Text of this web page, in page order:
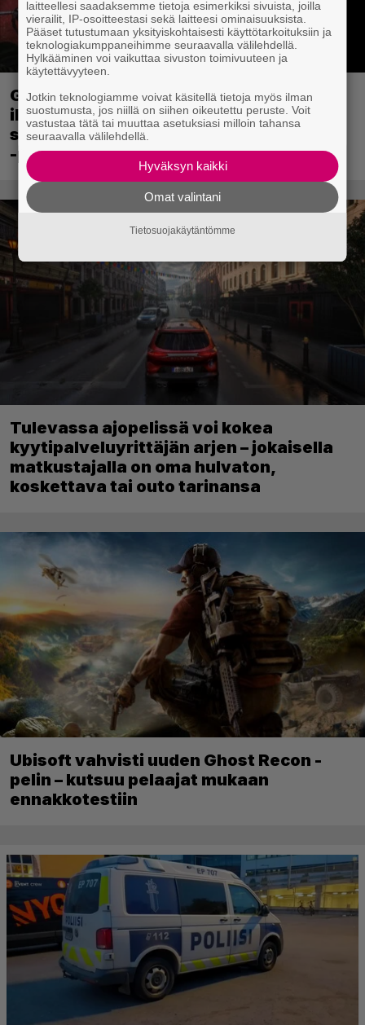
Ghost Recon 25 vuotta: nappaa nyt
ilmaiseksi Ghost Recon: Future Soldier
sekä merkittävä Ghost Recon Wildlands
-päivitys
Tulevassa ajopelissä voi kokea
kyytipalveluyrittäjän arjen – jokaisella
matkustajalla on oma hulvaton,
koskettava tai outo tarinansa
Ubisoft vahvisti uuden Ghost Recon -
pelin – kutsuu pelaajat mukaan
ennakkotestiin
laitteellesi saadaksemme tietoja esimerkiksi sivuista, joilla
vierailit, IP-osoitteestasi sekä laitteesi ominaisuuksista.
Pääset tutustumaan yksityiskohtaisesti käyttötarkoituksiin ja
teknologiakumppaneihimme seuraavalla välilehdellä.
Hylkääminen voi vaikuttaa sivuston toimivuuteen ja
käytettävyyteen.
Jotkin teknologiamme voivat käsitellä tietoja myös ilman
suostumusta, jos niillä on siihen oikeutettu peruste. Voit
vastustaa tätä tai muuttaa asetuksiasi milloin tahansa
seuraavalla välilehdellä.
Hyväksyn kaikki
Omat valintani
Tietosuojakäytäntömme